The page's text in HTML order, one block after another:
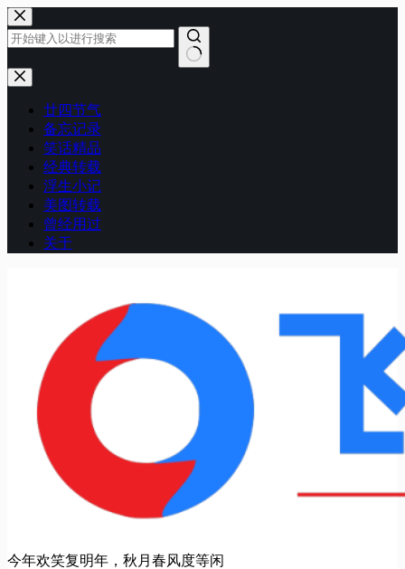
跳
至
内
容
无
廿四节气
备忘记录
笑话精品
经典转载
浮生小记
美图转载
曾经用过
关于
今年欢笑复明年，秋月春风度等闲